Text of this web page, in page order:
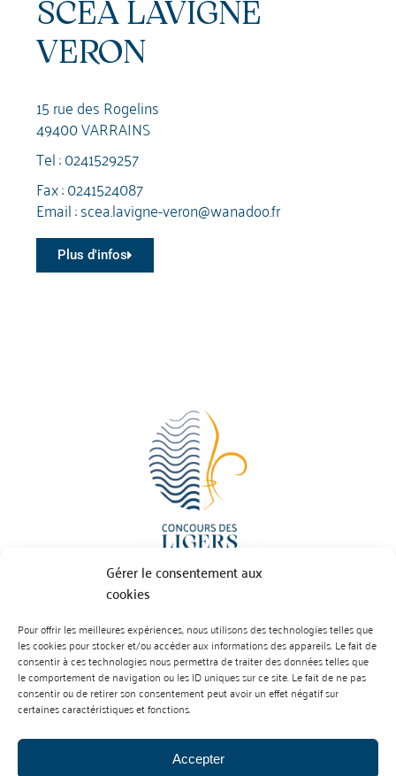
Gérer le consentement aux
cookies
Pour offrir les meilleures expériences, nous utilisons des technologies telles que
les cookies pour stocker et/ou accéder aux informations des appareils. Le fait de
consentir à ces technologies nous permettra de traiter des données telles que
le comportement de navigation ou les ID uniques sur ce site. Le fait de ne pas
consentir ou de retirer son consentement peut avoir un effet négatif sur
certaines caractéristiques et fonctions.
Accepter
SCEA LAVIGNE
VERON
15 rue des Rogelins
49400 VARRAINS
Tel :0241529257
Fax : 0241524087
Email :scea.lavigne-veron@wanadoo.fr
Plus d'infos
BP 70023 - 49610 JUIGNE SUR LOIRE
Tél :07 88 99 01 07